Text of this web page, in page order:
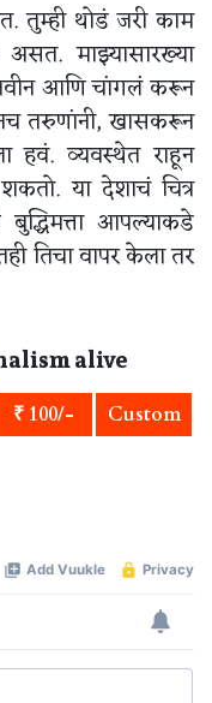
तुम्ही थोडं जरी काम
माझ्यासारख्या
आणि चांगलं करून
तरुणांनी, खासकरून
हवं. व्यवस्थेत राहून
या देशाचं चित्र
आपल्याकडे
तिचा वापर केला तर
alive
₹ 100/- Custom